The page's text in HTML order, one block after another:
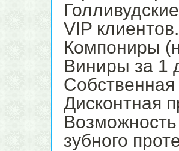
VIP
Компониры
Виниры за 1
Собственная
Дисконтная
зубного